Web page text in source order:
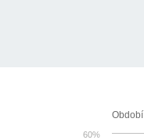
60%
Období